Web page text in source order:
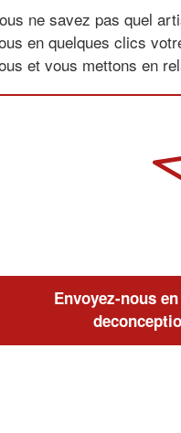
ne savez pas quel
en quelques clics
et vous mettons en
Envoyez-nous